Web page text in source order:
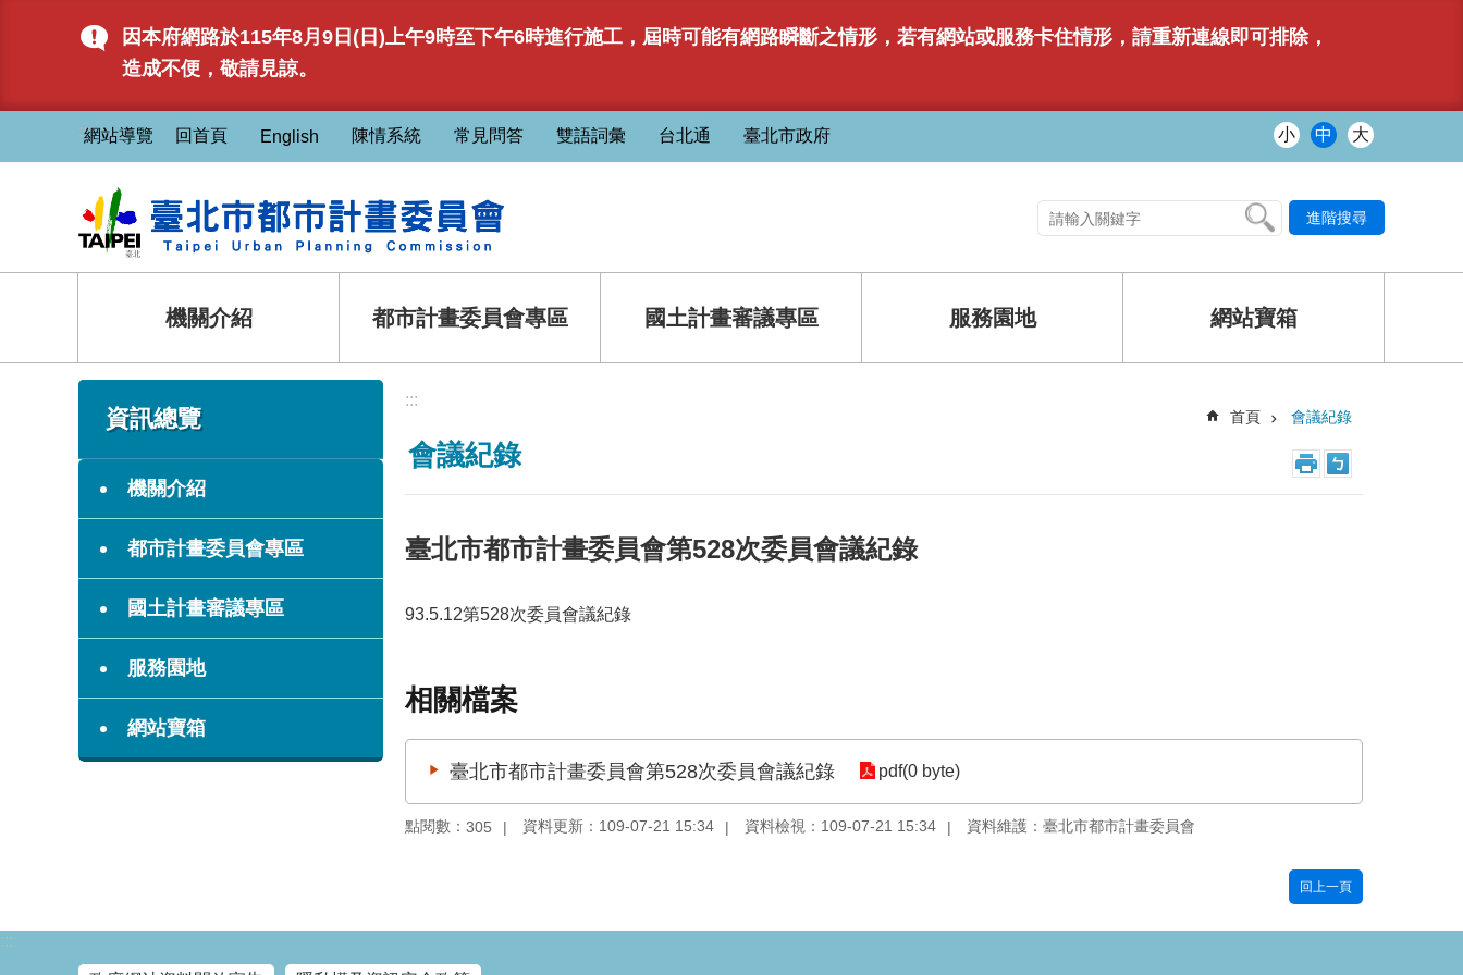
跳到主要內容區塊
因本府網路於115年8月9日(日)上午9時至下午6時進行施工，屆時可能有網路瞬斷之情形，若有網站或服務卡住情形，請重新連線即可排除，
造成不便，敬請見諒。
:::網站導覽 回首頁 English 陳情系統 常見問答 雙語詞彙 台北通 臺北市政府 小 中 大
進階搜尋
機關介紹 都市計畫委員會專區 國土計畫審議專區 服務園地 網站寶箱
:::
資訊總覽
機關介紹
都市計畫委員會專區
國土計畫審議專區
服務園地
網站寶箱
:::
首頁 會議紀錄
會議紀錄
臺北市都市計畫委員會第528次委員會議紀錄
93.5.12第528次委員會議紀錄
相關檔案
臺北市都市計畫委員會第528次委員會議紀錄 pdf(0 byte)
點閱數： 305 資料更新：109-07-21 15:34 資料檢視：109-07-21 15:34 資料維護：臺北市都市計畫委員會
回上一頁
:::